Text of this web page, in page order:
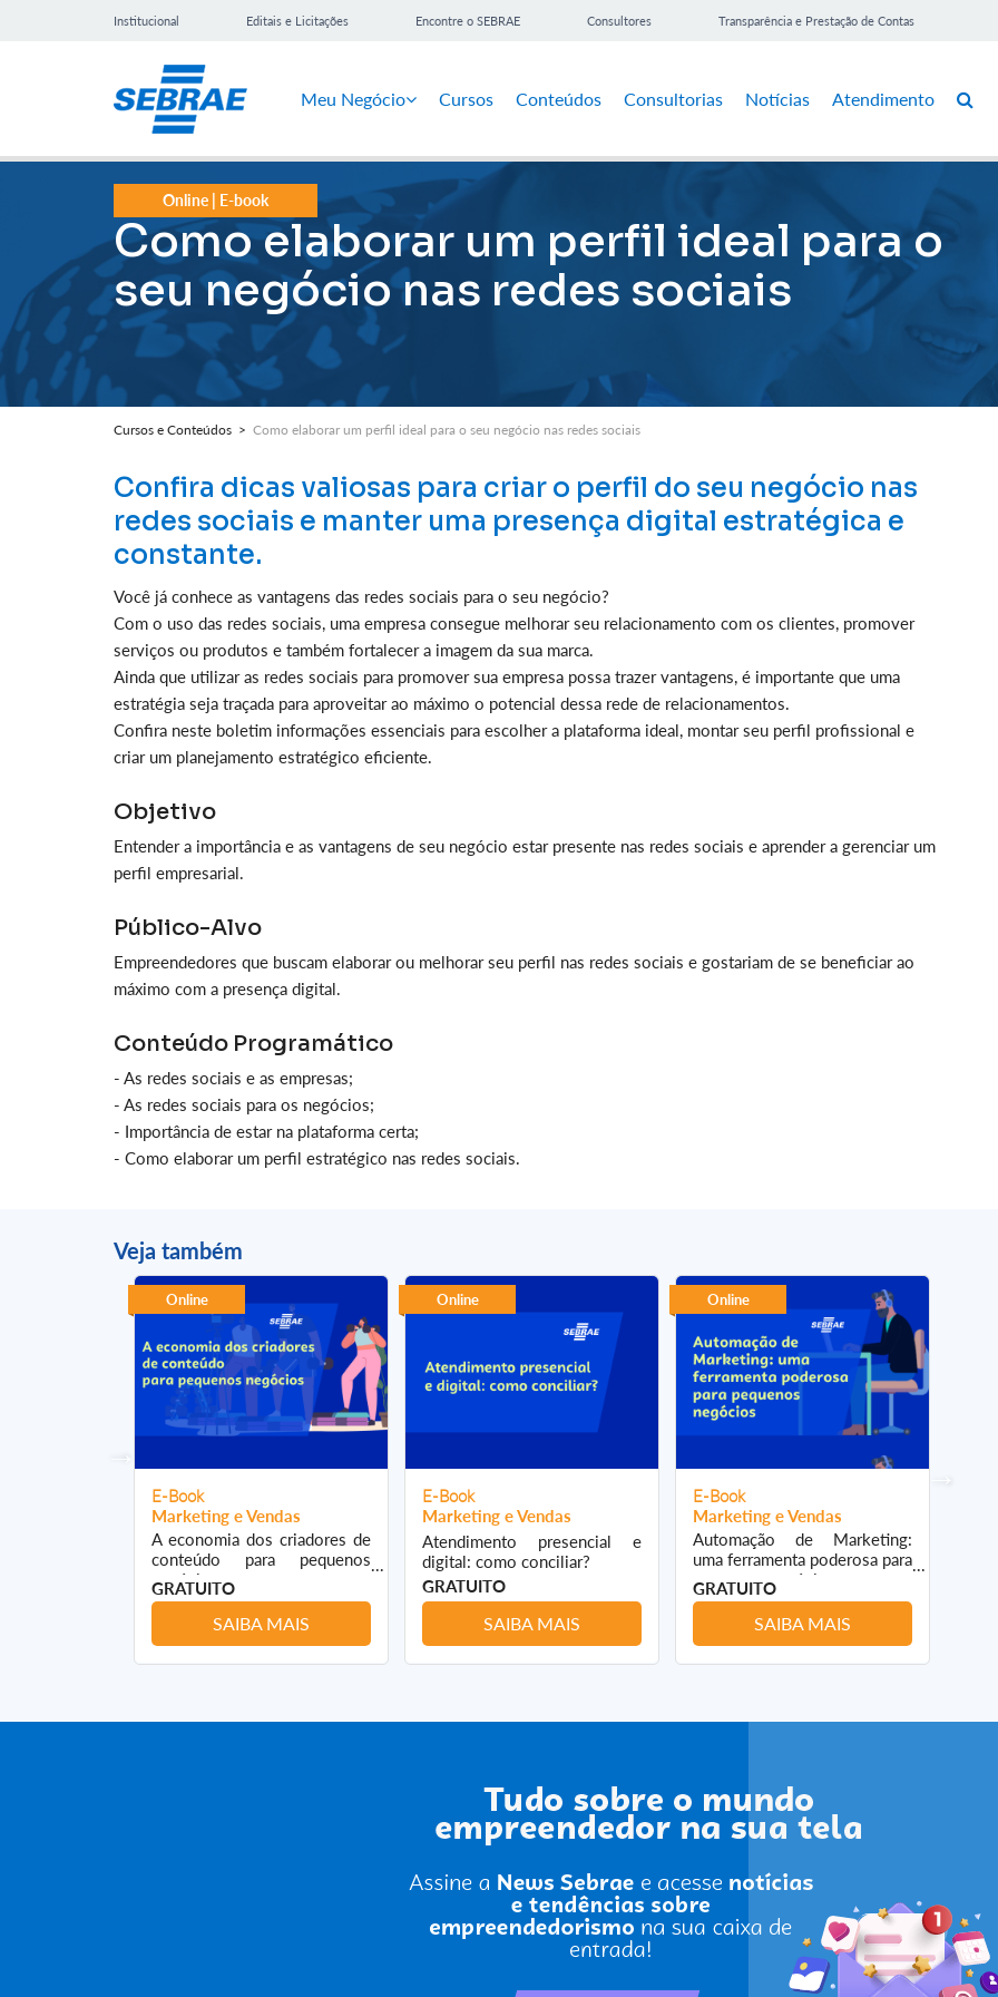
Institucional Editais e Licitações Encontre o SEBRAE Consultores Transparência e Prestação de Contas
Meu Negócio Cursos Conteúdos Consultorias Notícias Atendimento
Online | E-book
Como elaborar um perfil ideal para o
seu negócio nas redes sociais
Cursos e Conteúdos > Como elaborar um perfil ideal para o seu negócio nas redes sociais
Confira dicas valiosas para criar o perfil do seu negócio nas
redes sociais e manter uma presença digital estratégica e
constante.
Você já conhece as vantagens das redes sociais para o seu negócio?
Com o uso das redes sociais, uma empresa consegue melhorar seu relacionamento com os clientes, promover
serviços ou produtos e também fortalecer a imagem da sua marca.
Ainda que utilizar as redes sociais para promover sua empresa possa trazer vantagens, é importante que uma
estratégia seja traçada para aproveitar ao máximo o potencial dessa rede de relacionamentos.
Confira neste boletim informações essenciais para escolher a plataforma ideal, montar seu perfil profissional e
criar um planejamento estratégico eficiente.
Objetivo
Entender a importância e as vantagens de seu negócio estar presente nas redes sociais e aprender a gerenciar um
perfil empresarial.
Público-Alvo
Empreendedores que buscam elaborar ou melhorar seu perfil nas redes sociais e gostariam de se beneficiar ao
máximo com a presença digital.
Conteúdo Programático
- As redes sociais e as empresas;
- As redes sociais para os negócios;
- Importância de estar na plataforma certa;
- Como elaborar um perfil estratégico nas redes sociais.
Veja também
Online
E-Book
Marketing e Vendas
A economia dos criadores de
conteúdo para pequenos
negócios
GRATUITO
SAIBA MAIS
Online
E-Book
Marketing e Vendas
Atendimento presencial e
digital: como conciliar?
GRATUITO
SAIBA MAIS
Online
E-Book
Marketing e Vendas
Automação de Marketing:
uma ferramenta poderosa para
pequenos negócios
GRATUITO
SAIBA MAIS